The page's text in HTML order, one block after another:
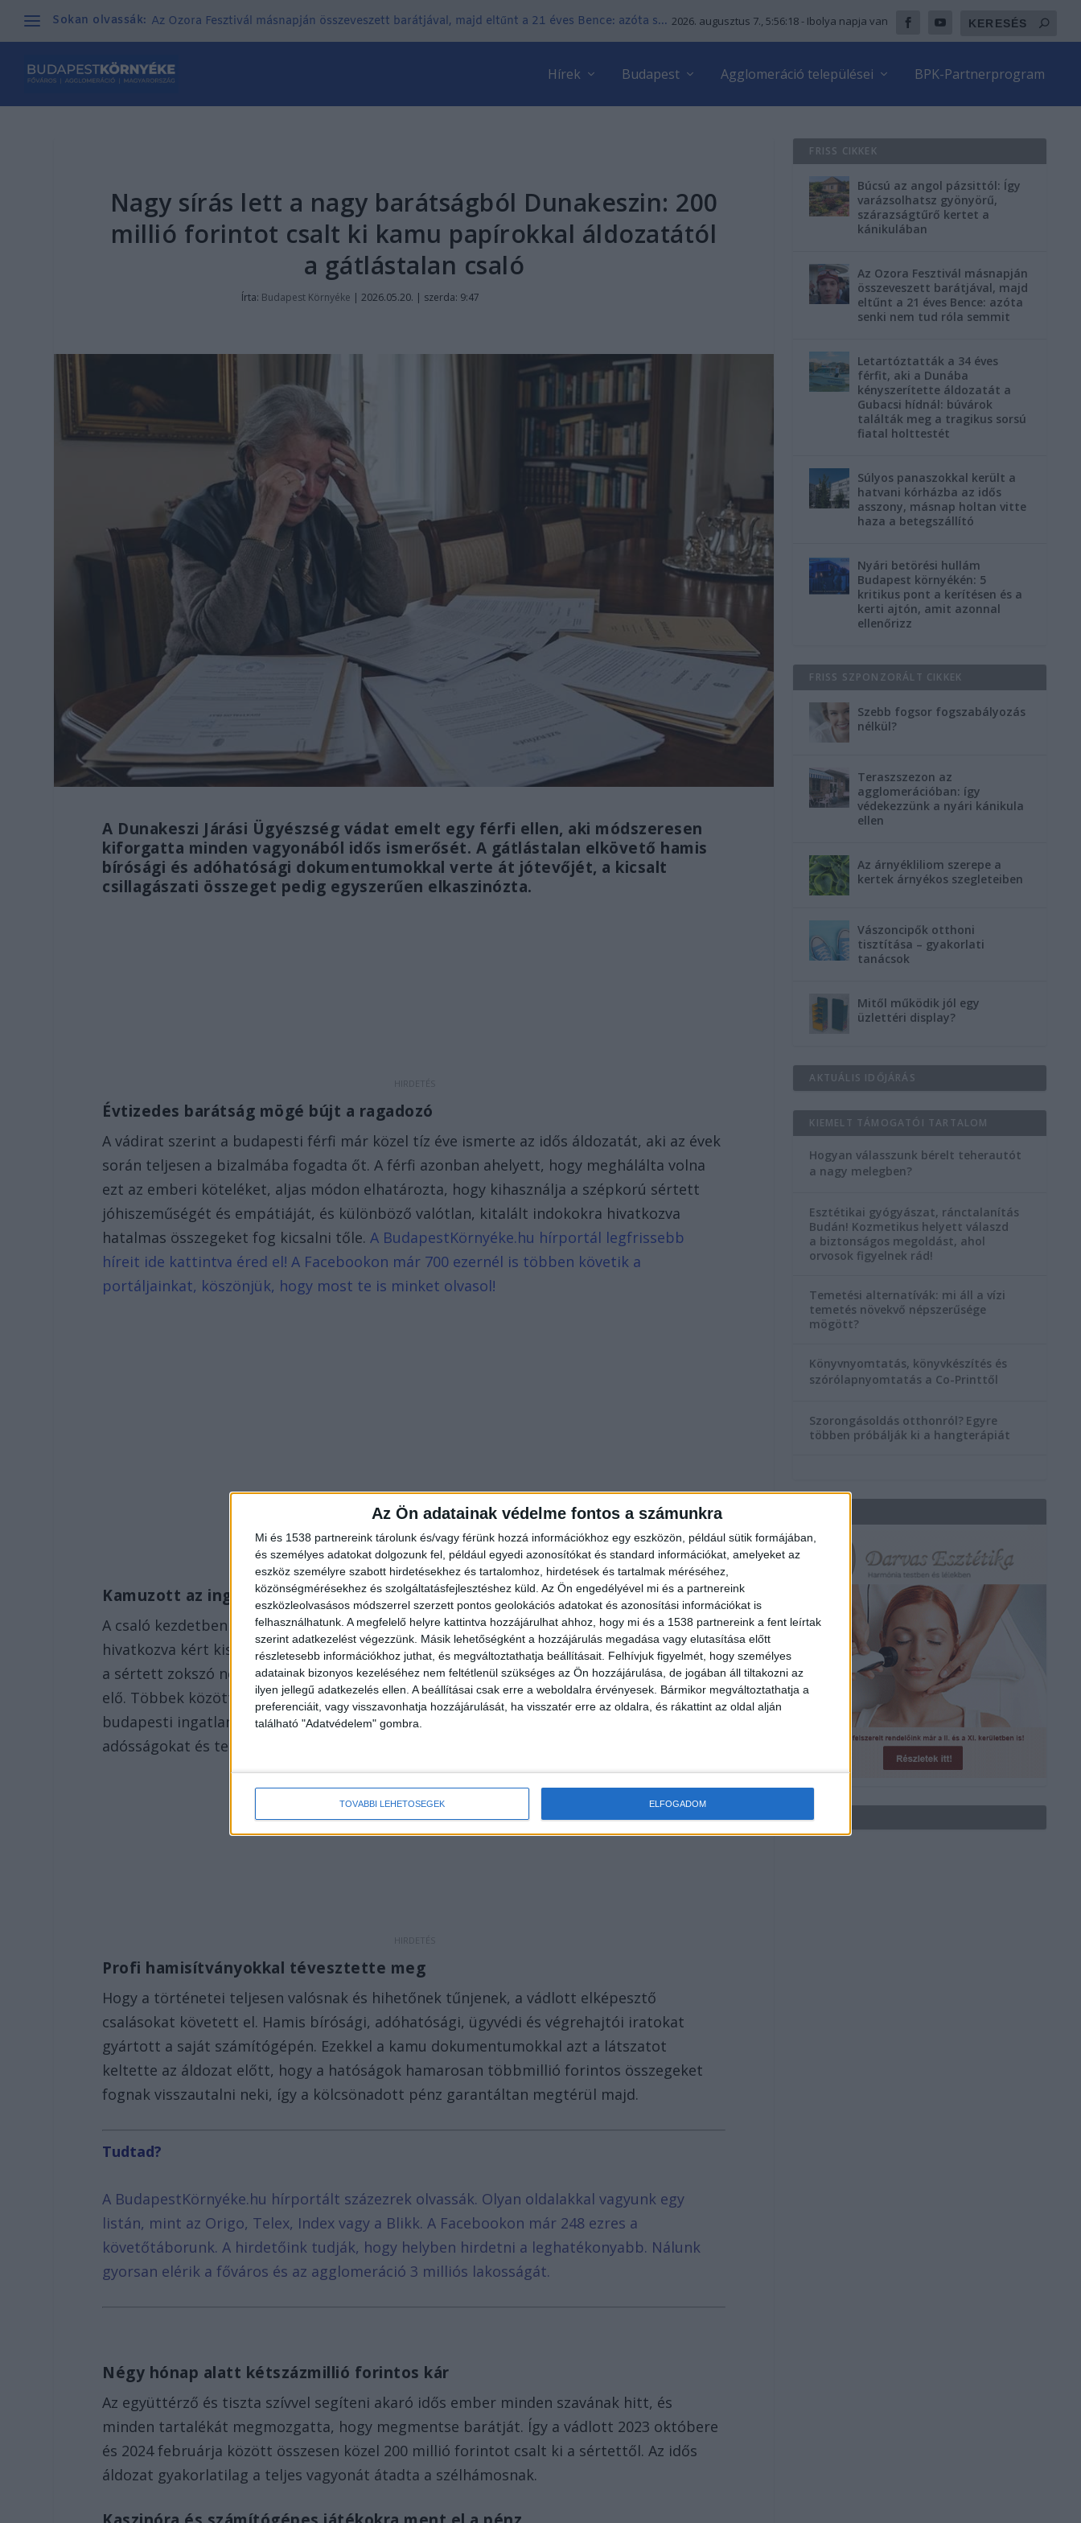
Az Ön adatainak védelme fontos a számunkra
Mi és 1538 partnereink tárolunk és/vagy férünk hozzá információkhoz egy eszközön, például sütik formájában,
és személyes adatokat dolgozunk fel, például egyedi azonosítókat és standard információkat, amelyeket az
eszköz személyre szabott hirdetésekhez és tartalomhoz, hirdetések és tartalmak méréséhez,
közönségmérésekhez és szolgáltatásfejlesztéshez küld. Az Ön engedélyével mi és a partnereink
eszközleolvasásos módszerrel szerzett pontos geolokációs adatokat és azonosítási információkat is
felhasználhatunk. A megfelelő helyre kattintva hozzájárulhat ahhoz, hogy mi és a 1538 partnereink a fent leírtak
szerint adatkezelést végezzünk. Másik lehetőségként a hozzájárulás megadása vagy elutasítása előtt
részletesebb információkhoz juthat, és megváltoztathatja beállításait. Felhívjuk figyelmét, hogy személyes
adatainak bizonyos kezeléséhez nem feltétlenül szükséges az Ön hozzájárulása, de jogában áll tiltakozni az
ilyen jellegű adatkezelés ellen. A beállításai csak erre a weboldalra érvényesek. Bármikor megváltoztathatja a
preferenciáit, vagy visszavonhatja hozzájárulását, ha visszatér erre az oldalra, és rákattint az oldal alján
található "Adatvédelem" gombra.
TOVÁBBI LEHETŐSÉGEK ELFOGADOM
Sokan olvassák: Az Ozora Fesztivál másnapján összeveszett barátjával, majd eltűnt a 21 éves Bence: azóta s... 2026. augusztus 7., 5:56:20 - Ibolya napja van
Hírek Budapest Agglomeráció települései BPK-Partnerprogram
Nagy sírás lett a nagy barátságból Dunakeszin: 200
millió forintot csalt ki kamu papírokkal áldozatától
a gátlástalan csaló
Írta: Budapest Környéke |2026.05.20. | szerda: 9:47
A Dunakeszi Járási Ügyészség vádat emelt egy férfi ellen, aki módszeresen
kiforgatta minden vagyonából idős ismerősét. A gátlástalan elkövető hamis
bírósági és adóhatósági dokumentumokkal verte át jótevőjét, a kicsalt
csillagászati összeget pedig egyszerűen elkaszinózta.
Évtizedes barátság mögé bújt a ragadozó
A vádirat szerint a budapesti férfi már közel tíz éve ismerte az idős áldozatát, aki az évek
során teljesen a bizalmába fogadta őt. A férfi azonban ahelyett, hogy meghálálta volna
ezt az emberi köteléket, aljas módon elhatározta, hogy kihasználja a szépkorú sértett
jóhiszeműségét és empátiáját, és különböző valótlan, kitalált indokokra hivatkozva
hatalmas összegeket fog kicsalni tőle.A BudapestKörnyéke.hu hírportál legfrissebb
híreit ide kattintva éred el! A Facebookon már 700 ezernél is többen követik a
portáljainkat, köszönjük, hogy most te is minket olvasol!
Kamuzott az ingatlanról is
A csaló kezdetben a megszorult anyagi helyzetére és hirtelen jött nehézségeire
hivatkozva kért kisebb-nagyobb kölcsönöket az idős embertől. Később, ahogy látta, hogy
a sértett zokszó nélkül segít rajta, egyre merészebb és bonyolultabb történetekkel állt
elő. Többek között azt hazudta, hogy rendkívül kedvezően megszerezhetne egy
budapesti ingatlant, ám ehhez sürgősen ki kell fizetnie a lakással kapcsolatos
adósságokat és terheket.
Profi hamisítványokkal tévesztette meg
Hogy a történetei teljesen valósnak és hihetőnek tűnjenek, a vádlott elképesztő
csalásokat követett el. Hamis bírósági, adóhatósági, ügyvédi és végrehajtói iratokat
gyártott a saját számítógépén. Ezekkel a kamu dokumentumokkal azt a látszatot
keltette az áldozat előtt, hogy a hatóságok hamarosan többmillió forintos összegeket
fognak visszautalni neki, így a kölcsönadott pénz garantáltan megtérül majd.
Tudtad?
A BudapestKörnyéke.hu hírportált százezrek olvassák. Olyan oldalakkal vagyunk egy
listán, mint az Origo, Telex, Index vagy a Blikk. A Facebookon már 248 ezres a
követőtáborunk. A hirdetőink tudják, hogy helyben hirdetni a leghatékonyabb. Nálunk
gyorsan elérik a főváros és az agglomeráció 3 milliós lakosságát.
Négy hónap alatt kétszázmillió forintos kár
Az együttérző és tiszta szívvel segíteni akaró idős ember minden szavának hitt, és
minden tartalékát megmozgatta, hogy megmentse barátját. Így a vádlott 2023 októbere
és 2024 februárja között összesen közel 200 millió forintot csalt ki a sértettől. Az idős
áldozat gyakorlatilag a teljes vagyonát átadta a szélhámosnak.
FRISS CIKKEK
Búcsú az angol pázsittól: Így
varázsolhatsz gyönyörű,
szárazságtűrő kertet a
kánikulában
Az Ozora Fesztivál másnapján
összeveszett barátjával, majd
eltűnt a 21 éves Bence: azóta
senki nem tud róla semmit
Letartóztatták a 34 éves
férfit, aki a Dunába
kényszerítette áldozatát a
Gubacsi hídnál: búvárok
találták meg a tragikus sorsú
fiatal holttestét
Súlyos panaszokkal került a
hatvani kórházba az idős
asszony, másnap holtan vitte
haza a betegszállító
Nyári betörési hullám
Budapest környékén: 5
kritikus pont a kerítésen és a
kerti ajtón, amit azonnal
ellenőrizz
FRISS SZPONZORÁLT CIKKEK
Szebb fogsor fogszabályozás
nélkül?
Teraszszezon az
agglomerációban: így
védekezzünk a nyári kánikula
ellen
Az árnyékliliom szerepe a
kertek árnyékos szegleteiben
Vászoncipők otthoni
tisztítása – gyakorlati
tanácsok
Mitől működik jól egy
üzlettéri display?
AKTUÁLIS IDŐJÁRÁS
KIEMELT TÁMOGATÓI TARTALOM
Hogyan válasszunk bérelt teherautót
a nagy melegben?
Esztétikai gyógyászat, ránctalanítás
Budán! Kozmetikus helyett válaszd
a biztonságos megoldást, ahol
orvosok figyelnek rád!
Temetési alternatívák: mi áll a vízi
temetés növekvő népszerűsége
mögött?
Könyvnyomtatás, könyvkészítés és
szórólapnyomtatás a Co-Printtől
Szorongásoldás otthonról? Egyre
többen próbálják ki a hangterápiát